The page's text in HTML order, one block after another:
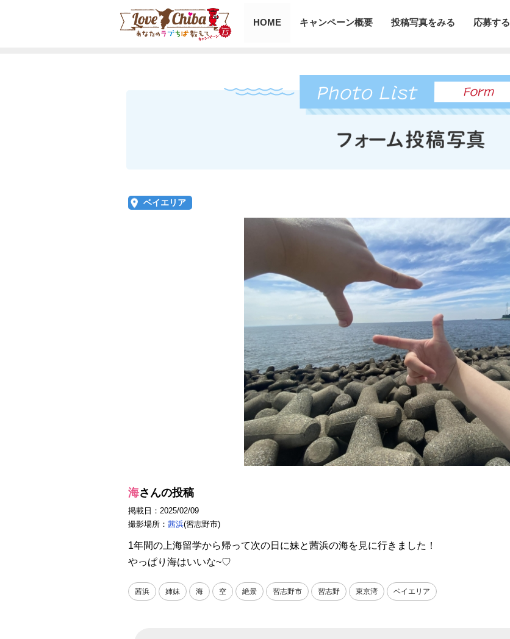
HOME キャンペーン概要 投稿写真をみる 応募する
ベイエリア
海さんの投稿
掲載日：2025/02/09
撮影場所： 茜浜(習志野市)
1年間の上海留学から帰って次の日に妹と茜浜の海を見に行きました！
やっぱり海はいいな~♡
茜浜 姉妹 海 空 絶景 習志野市 習志野 東京湾 ベイエリア